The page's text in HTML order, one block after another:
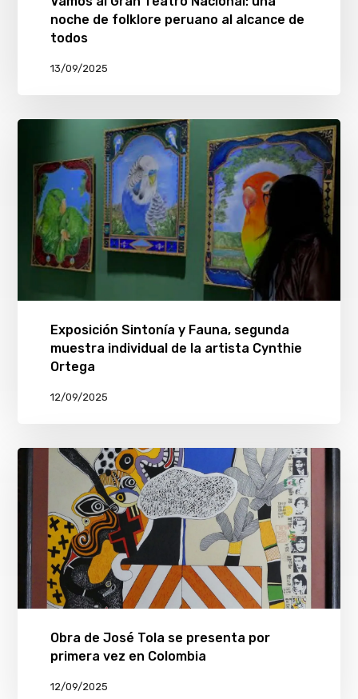
noche de folklore peruano al alcance de
todos
13/09/2025
Exposición Sintonía y Fauna, segunda
muestra individual de la artista Cynthie
Ortega
12/09/2025
Obra de José Tola se presenta por
primera vez en Colombia
12/09/2025